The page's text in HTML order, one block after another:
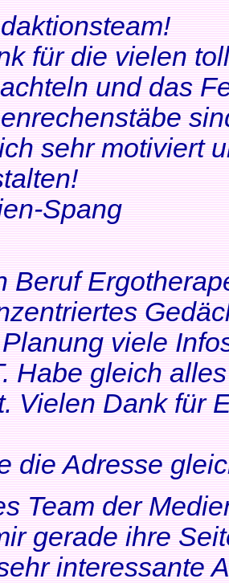
für die vielen
und das
sehr motiviert
Spang
Beruf
viele
Habe gleich
Vielen Dank für
die Adresse
Team der
gerade ihre
interessante